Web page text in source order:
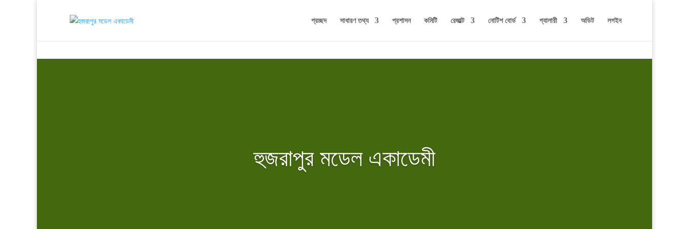
প্রচ্ছদ সাধারণ তথ্য প্রশাসন কমিটি রেজাল্ট নোটিশ বোর্ড গ্যালারী অডিট লগইন
হুজরাপুর মডেল একাডেমী